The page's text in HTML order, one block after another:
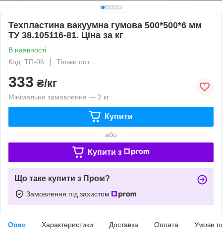
Техпластина вакуумна гумова 500*500*6 мм
ТУ 38.105116-81. Ціна за кг
В наявності
Код: ТП-06
Тільки опт
333 ₴/кг
Мінімальне замовлення — 2 кг
Купити
або
Купити з
Що таке купити з Пром?
Замовлення під захистом
Опис Характеристики Доставка Оплата Умови